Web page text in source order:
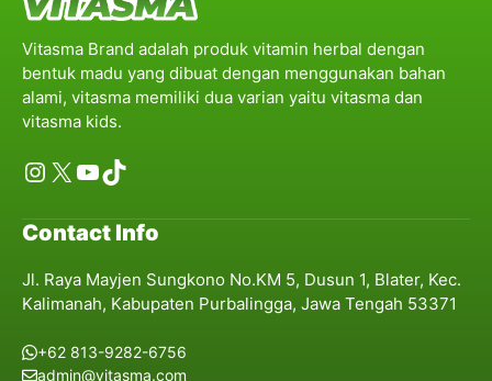
Vitasma Brand adalah produk vitamin herbal dengan
bentuk madu yang dibuat dengan menggunakan bahan
alami, vitasma memiliki dua varian yaitu vitasma dan
vitasma kids.
Instagram
X YouTube
TikTok
Contact Info
Jl. Raya Mayjen Sungkono No.KM 5, Dusun 1, Blater, Kec.
Kalimanah, Kabupaten Purbalingga, Jawa Tengah 53371
+62 813-9282-6756
admin@vitasma.com